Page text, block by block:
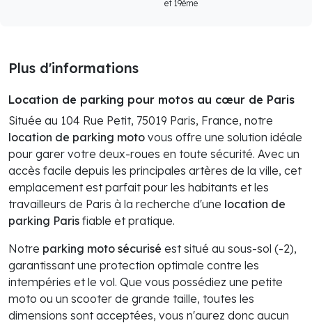
et 19ème
Plus d'informations
Location de parking pour motos au cœur de Paris
Située au 104 Rue Petit, 75019 Paris, France, notre
location de parking moto vous offre une solution idéale
pour garer votre deux-roues en toute sécurité. Avec un
accès facile depuis les principales artères de la ville, cet
emplacement est parfait pour les habitants et les
travailleurs de Paris à la recherche d'une location de
parking Paris fiable et pratique.
Notre parking moto sécurisé est situé au sous-sol (-2),
garantissant une protection optimale contre les
intempéries et le vol. Que vous possédiez une petite
moto ou un scooter de grande taille, toutes les
dimensions sont acceptées, vous n'aurez donc aucun